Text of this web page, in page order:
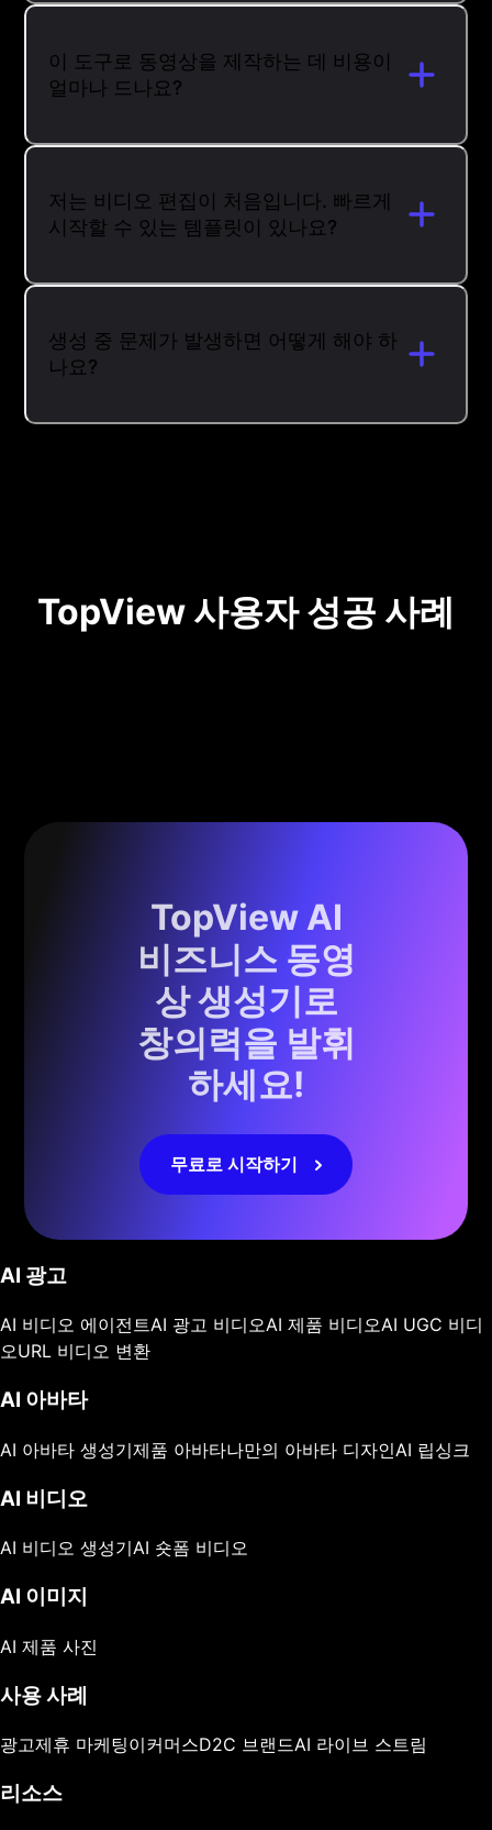
이 도구로 동영상을 제작하는 데 비용이
얼마나 드나요?
저는 비디오 편집이 처음입니다. 빠르게
시작할 수 있는 템플릿이 있나요?
생성 중 문제가 발생하면 어떻게 해야 하
나요?
TopView 사용자 성공 사례
TopView AI
비즈니스 동영
상 생성기로
창의력을 발휘
하세요!
무료로 시작하기
AI 광고
AI 비디오 에이전트AI 광고 비디오AI 제품 비디오AI UGC 비디
오URL 비디오 변환
AI 아바타
AI 아바타 생성기제품 아바타나만의 아바타 디자인AI 립싱크
AI 비디오
AI 비디오 생성기AI 숏폼 비디오
AI 이미지
AI 제품 사진
사용 사례
광고제휴 마케팅이커머스D2C 브랜드AI 라이브 스트림
리소스